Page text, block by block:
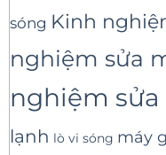
sóng Kinh
nghiệm sửa
nghiệm sửa
lạnh lò vi sóng máy